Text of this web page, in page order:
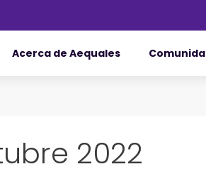
Acerca de Aequales
2022